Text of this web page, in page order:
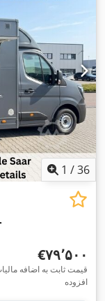
فضای
, ارتفاع
سیستم
1 /36
‎€۷۹٬۵۰۰
قیمت ثابت به اضافه
افزوده